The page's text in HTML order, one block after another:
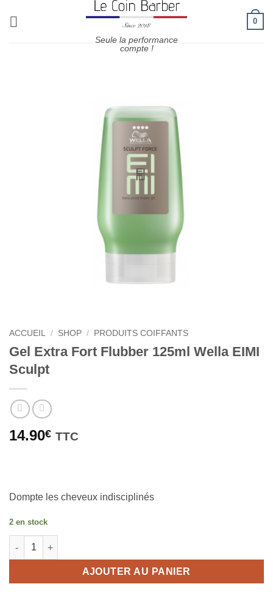
Seule la performance
compte !
0
ACCUEIL / SHOP / PRODUITS COIFFANTS
Gel Extra Fort Flubber 125ml Wella EIMI
Sculpt
14.90€ TTC
Dompte les cheveux indisciplinés
2 en stock
quantité de Gel Extra Fort Flubber 125ml Wella EIMI Sculpt
AJOUTER AU PANIER